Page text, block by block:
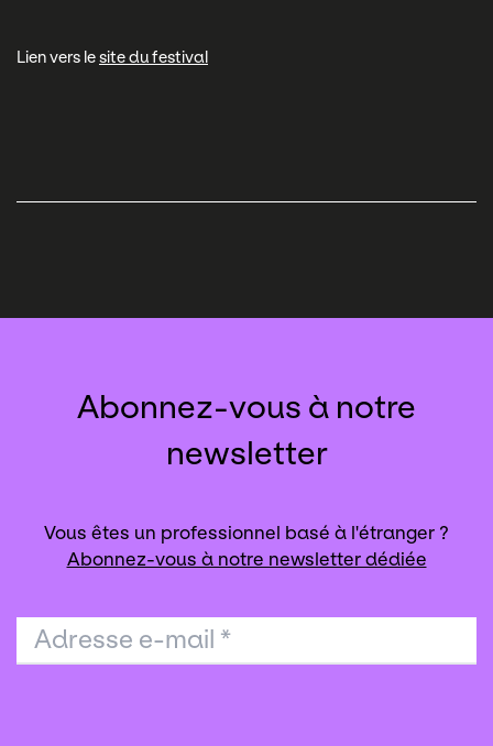
Lien vers lesite du festival
Abonnez-vous à notre
newsletter
Vous êtes un professionnel basé à l'étranger ?
Abonnez-vous à notre newsletter dédiée
Adresse e-mail *